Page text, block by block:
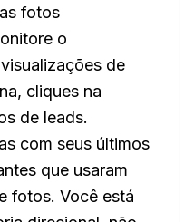
fotos
o
de
cliques na
de leads.
com seus últimos
que usaram
fotos. Você está